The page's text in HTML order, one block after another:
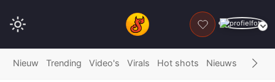
DONEER
Nieuw Trending Video's Virals Hot shots Nieuws Fails